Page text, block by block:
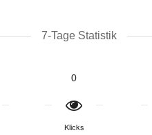
7-Tage Statistik
0
Klicks